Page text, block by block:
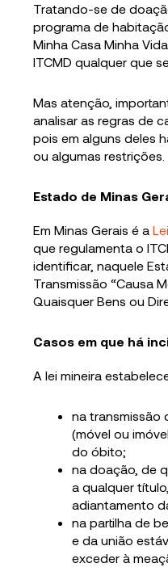
Tratando-se de
programa de
Minha Casa Minha
ITCMD qualquer que
Mas atenção,
analisar as regras de
pois em alguns deles
ou algumas restrições.
Estado de Minas
Em Minas Gerais é a
que regulamenta o
identificar, naquele
Transmissão “Causa
Quaisquer Bens ou
Casos em que há
A lei mineira
na transmissão
(móvel ou
do óbito;
na doação, de
a qualquer
adiantamento
na partilha de
e da união
exceder à